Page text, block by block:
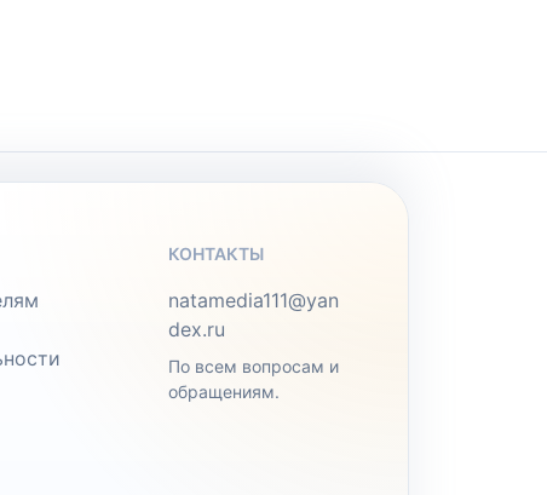
КОНТАКТЫ
natamedia111@yan
dex.ru
По всем вопросам и
обращениям.